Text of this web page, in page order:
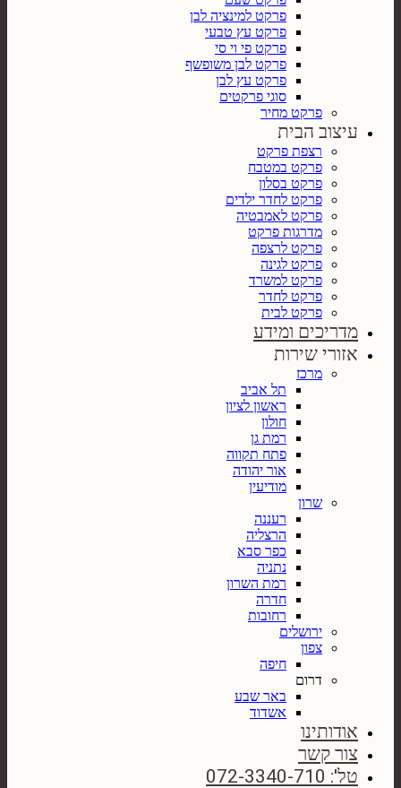
פרקט למינציה לבן
פרקט עץ טבעי
פרקט פי וי סי
פרקט לבן משופשף
פרקט עץ לבן
סוגי פרקטים
פרקט מחיר
עיצוב הבית
רצפת פרקט
פרקט במטבח
פרקט בסלון
פרקט לחדר ילדים
פרקט לאמבטיה
מדרגות פרקט
פרקט לרצפה
פרקט לגינה
פרקט למשרד
פרקט לחדר
פרקט לבית
מדריכים ומידע
אזורי שירות
מרכז
תל אביב
ראשון לציון
חולון
רמת גן
פתח תקווה
אור יהודה
מודיעין
שרון
רעננה
הרצליה
כפר סבא
נתניה
רמת השרון
חדרה
רחובות
ירושלים
צפון
חיפה
דרום
באר שבע
אשדוד
אודותינו
צור קשר
טל': 072-3340-710